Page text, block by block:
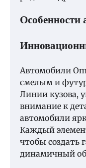
Автомобили
смелым и
Линии кузова,
внимание к
автомобили
Каждый
чтобы создать
динамичный